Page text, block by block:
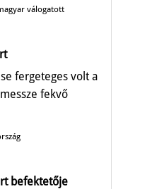
válogatott
fergeteges volt a
fekvő
befektetője